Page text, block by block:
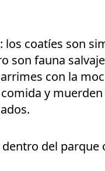
los coatíes son
son fauna
con la
y muerden
del parque